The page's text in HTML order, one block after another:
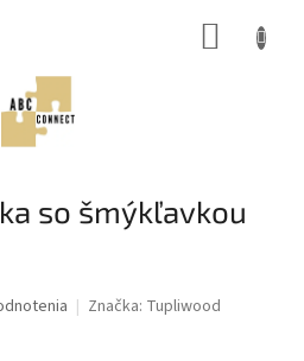
so šmýkľavkou
Značka: Tupliwood